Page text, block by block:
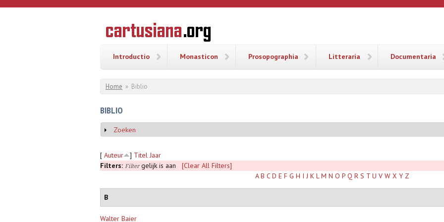
Overslaan en naar de inhoud gaan
CARTUSIANA
Geschiedenis
van de
Introductio Monasticon Prosopographia Litteraria Documentaria
U bent hier
Home » Biblio
BIBLIO
Weergeven
Zoeken
[ Auteur ] Titel Jaar
Filters: Filtergelijk is aan
[Clear All Filters]
A B C D E F G H I J K L M N O P Q R S T U V W X Y Z
B
Walter Baier